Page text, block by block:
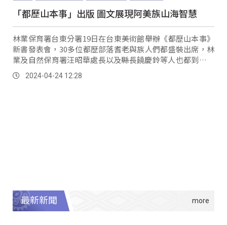
「都歷山本事」出版 圖文展現阿美族山海智慧
林業保育署台東分署19日在台東美術館舉辦《都歷山本事》
新書發表會，30多位都歷部落耆老與族人們都盛裝出席，林
業及自然保育署汪昭華處長以及縣長饒慶鈴等人也都到場祝
賀，希望透過書籍展現海岸阿美的傳統山林智慧。
2024-04-24 12:28
最新新聞